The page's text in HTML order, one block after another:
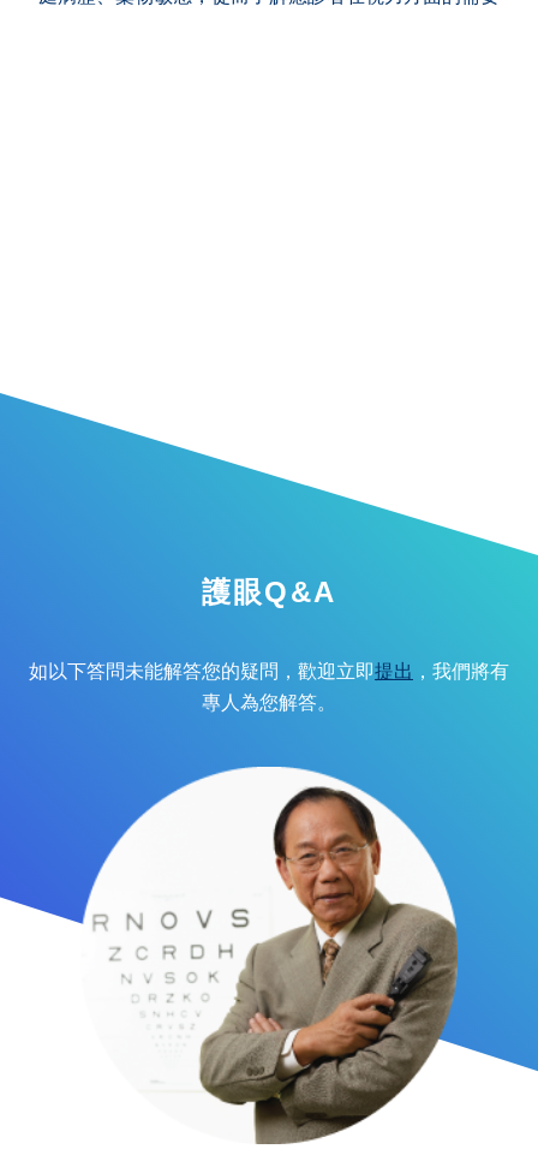
護眼Q&A
如以下答問未能解答您的疑問，歡迎立即提出 ，我們將有
專人為您解答。